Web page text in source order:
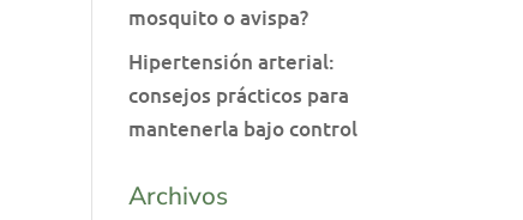
mosquito o avispa?
Hipertensión arterial:
consejos prácticos para
mantenerla bajo control
Archivos